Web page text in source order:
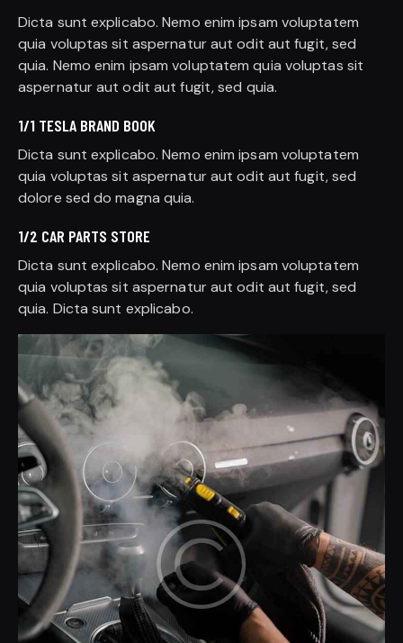
Dicta sunt explicabo. Nemo enim ipsam voluptatem
quia voluptas sit aspernatur aut odit aut fugit, sed
quia. Nemo enim ipsam voluptatem quia voluptas sit
aspernatur aut odit aut fugit, sed quia.
1/1 TESLA BRAND BOOK
Dicta sunt explicabo. Nemo enim ipsam voluptatem
quia voluptas sit aspernatur aut odit aut fugit, sed
dolore sed do magna quia.
1/2 CAR PARTS STORE
Dicta sunt explicabo. Nemo enim ipsam voluptatem
quia voluptas sit aspernatur aut odit aut fugit, sed
quia. Dicta sunt explicabo.